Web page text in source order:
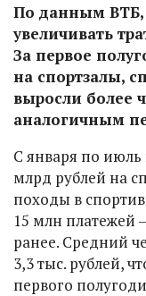
По данным ВТБ,
увеличивать
За первое
на спортзалы,
выросли более
аналогичным
С января по июль
млрд рублей на
походы в
15 млн платежей
ранее. Средний
3,3 тыс. рублей,
первого